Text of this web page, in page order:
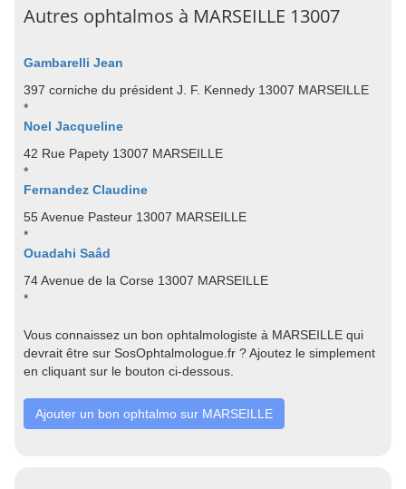
Autres ophtalmos à MARSEILLE 13007
Gambarelli Jean
397 corniche du président J. F. Kennedy 13007 MARSEILLE
*
Noel Jacqueline
42 Rue Papety 13007 MARSEILLE
*
Fernandez Claudine
55 Avenue Pasteur 13007 MARSEILLE
*
Ouadahi Saâd
74 Avenue de la Corse 13007 MARSEILLE
*
Vous connaissez un bon ophtalmologiste à MARSEILLE qui
devrait être sur SosOphtalmologue.fr ? Ajoutez le simplement
en cliquant sur le bouton ci-dessous.
Ajouter un bon ophtalmo sur MARSEILLE